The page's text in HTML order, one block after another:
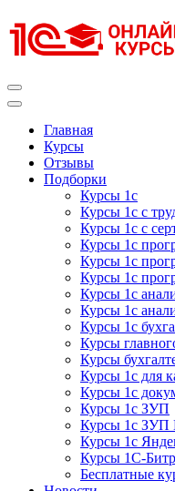
к
содержимому
Главная
Курсы
Отзывы
Подборки
Курсы 1с
Курсы 1с с
Курсы 1с с
Курсы 1с
Курсы 1с
Курсы 1с
Курсы 1с
Курсы 1с
Курсы 1с
Курсы
Курсы
Курсы 1с для
Курсы 1с
Курсы 1с ЗУП
Курсы 1с
Курсы 1с
Курсы 1С-
Бесплатные